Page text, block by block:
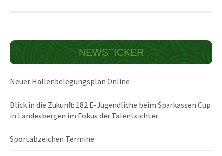
NEWSTICKER
Neuer Hallenbelegungsplan Online
Blick in die Zukunft: 182 E-Jugendliche beim Sparkassen Cup
in Landesbergen im Fokus der Talentsichter
Sportabzeichen Termine